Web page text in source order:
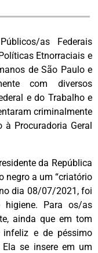
as Federais
Etnorraciais e
de São Paulo e
com diversos
e do Trabalho e
criminalmente
à Procuradoria Geral
da República
negro a um “criatório
dia 08/07/2021, foi
Para os/as
ainda que em tom
e de péssimo
Ela se insere em um